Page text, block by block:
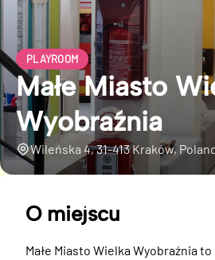
PLAYROOM
Małe Miasto
Wyobraźnia
Wileńska 4, 31-413 Kraków,
O miejscu
Małe Miasto Wielka Wyobraźnia